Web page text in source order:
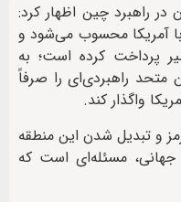
در راهبرد چین اظهار کرد:
با آمریکا محسوب می‌شود و
پرداخت کرده است؛ به
راهبردی‌ای را صرفاً
واگذار کند.
و تبدیل شدن این منطقه
جهانی، مسئله‌ای است که